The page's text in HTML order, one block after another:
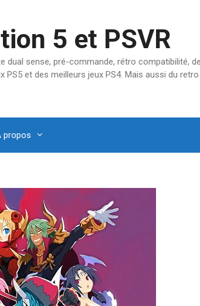
5 et PSVR
dual sense, pré-commande, rétro compatibilité,
et des meilleurs jeux PS4. Mais aussi du
propos